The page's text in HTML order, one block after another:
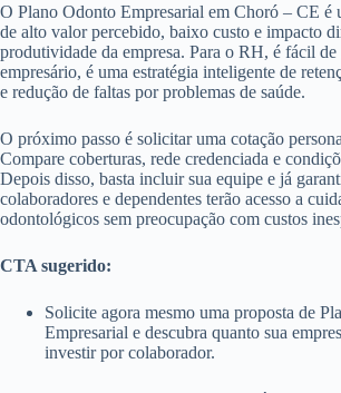
O Plano Odonto Empresarial em Choró – CE é
de alto valor percebido, baixo custo e impacto
produtividade da empresa. Para o RH, é fácil de
empresário, é uma estratégia inteligente de
e redução de faltas por problemas de saúde.
O próximo passo é solicitar uma cotação
Compare coberturas, rede credenciada e
Depois disso, basta incluir sua equipe e já
colaboradores e dependentes terão acesso a
odontológicos sem preocupação com custos
CTA sugerido:
Solicite agora mesmo uma proposta de
Empresarial e descubra quanto sua
investir por colaborador.